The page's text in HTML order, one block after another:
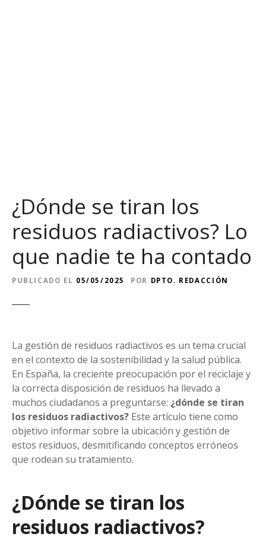
¿Dónde se tiran los
residuos radiactivos? Lo
que nadie te ha contado
PUBLICADO EL 05/05/2025 POR DPTO. REDACCIÓN
La gestión de residuos radiactivos es un tema crucial
en el contexto de la sostenibilidad y la salud pública.
En España, la creciente preocupación por el reciclaje y
la correcta disposición de residuos ha llevado a
muchos ciudadanos a preguntarse: ¿dónde se tiran
los residuos radiactivos? Este artículo tiene como
objetivo informar sobre la ubicación y gestión de
estos residuos, desmitificando conceptos erróneos
que rodean su tratamiento.
¿Dónde se tiran los
residuos radiactivos?